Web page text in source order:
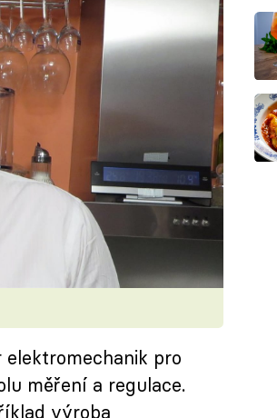
pro
měření a regulace.
výroba